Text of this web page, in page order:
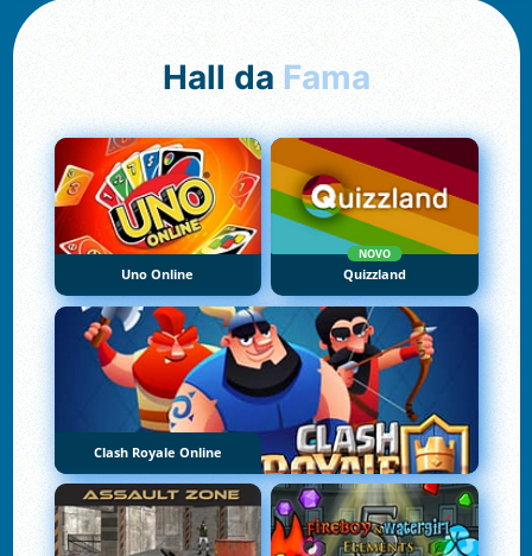
Hall da Fama
Uno Online
NOVO
Quizzland
Clash Royale Online